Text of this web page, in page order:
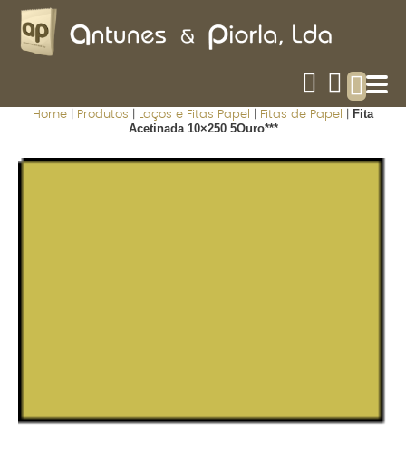
Home Produtos Laços e Fitas Papel Fitas de Papel
Fita
Acetinada 10×250 5Ouro***